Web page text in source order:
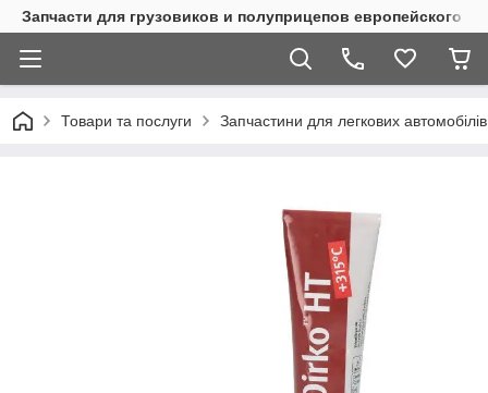
Запчасти для грузовиков и полуприцепов европейского
Товари та послуги Запчастини для легкових автомобілів